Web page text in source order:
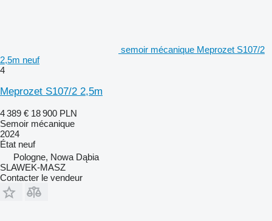
semoir mécanique Meprozet S107/2
2,5m neuf
4
Meprozet S107/2 2,5m
4 389 € 18 900 PLN
Semoir mécanique
2024
État neuf
Pologne, Nowa Dąbia
SLAWEK-MASZ
Contacter le vendeur